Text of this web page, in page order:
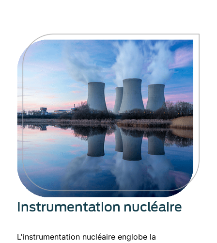
Instrumentation nucléaire
L'instrumentation nucléaire englobe la